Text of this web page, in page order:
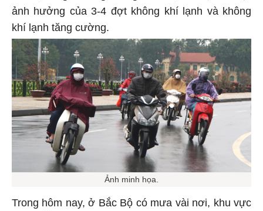
ảnh hưởng của 3-4 đợt không khí lạnh và không
khí lạnh tăng cường.
Ảnh minh họa.
Trong hôm nay, ở Bắc Bộ có mưa vài nơi, khu vực